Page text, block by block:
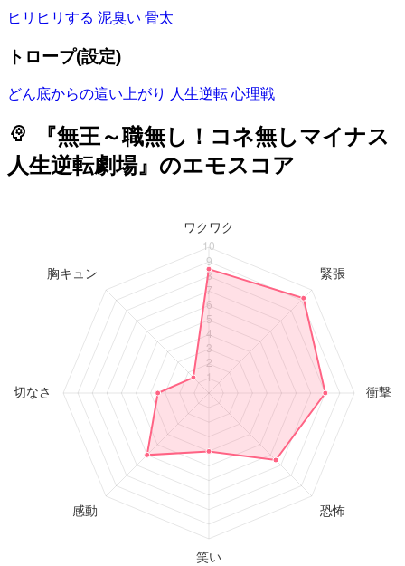
ヒリヒリする 泥臭い 骨太
トロープ(設定)
どん底からの這い上がり 人生逆転 心理戦
psychology
『無王～職無し！コネ無しマイナス
人生逆転劇場』のエモスコア